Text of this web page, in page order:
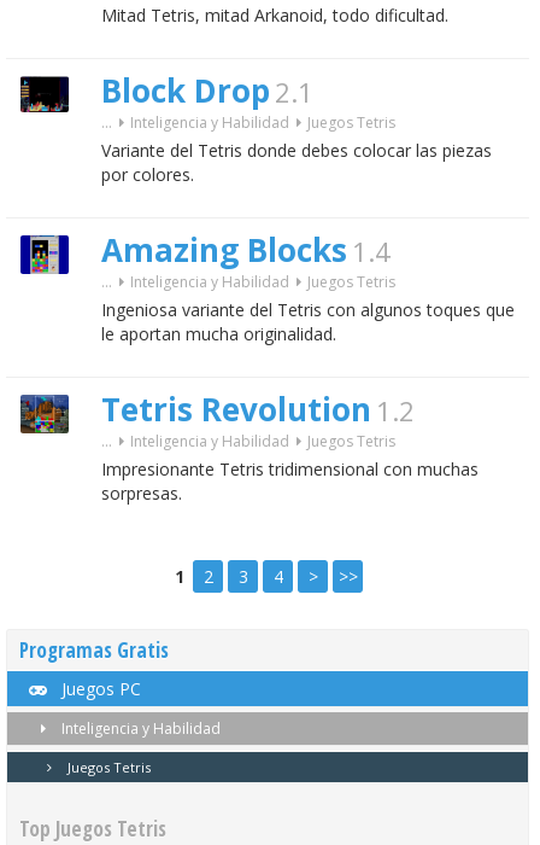
Mitad Tetris, mitad Arkanoid, todo dificultad.
Block Drop 2.1
... Inteligencia y Habilidad Juegos Tetris
Variante del Tetris donde debes colocar las piezas
por colores.
Amazing Blocks 1.4
... Inteligencia y Habilidad Juegos Tetris
Ingeniosa variante del Tetris con algunos toques que
le aportan mucha originalidad.
Tetris Revolution 1.2
... Inteligencia y Habilidad Juegos Tetris
Impresionante Tetris tridimensional con muchas
sorpresas.
1 2 3 4 > >>
Programas Gratis
Juegos PC
Inteligencia y Habilidad
Juegos Tetris
Top Juegos Tetris